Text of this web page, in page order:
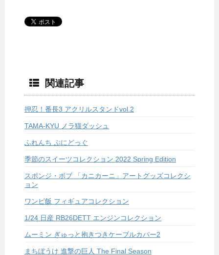
関連記事
押忍！番長3 アクリルスタンドvol.2
TAMA-KYU ノラ猫ダッシュ
ふれんち ぷにどっぐ
季節のスイーツコレクション 2022 Spring Edition
スポンジ・ボブ 「カニカーニ」アートグッズコレクシ
ョン
ワンピ飯 フィギュアコレクション
1/24 日産 RB26DETT エンジンコレクション
ムーミン ぎゅっと抱きつきケーブルカバー2
まちぼうけ 進撃の巨人 The Final Season